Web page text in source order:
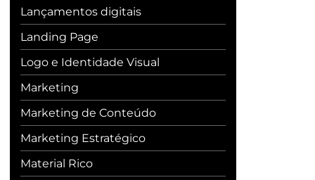
Lançamentos digitais
Landing Page
Logo e Identidade Visual
Marketing
Marketing de Conteúdo
Marketing Estratégico
Material Rico